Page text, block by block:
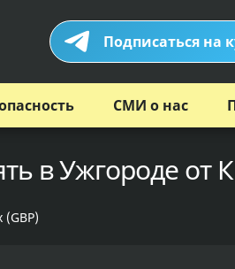
Подписаться на
СМИ о нас
в Ужгороде от